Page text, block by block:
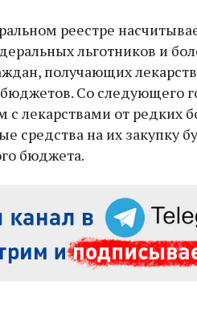
реестре
льготников и
получающих
Со следующего
с лекарствами от редких
средства на их закупку
бюджета.